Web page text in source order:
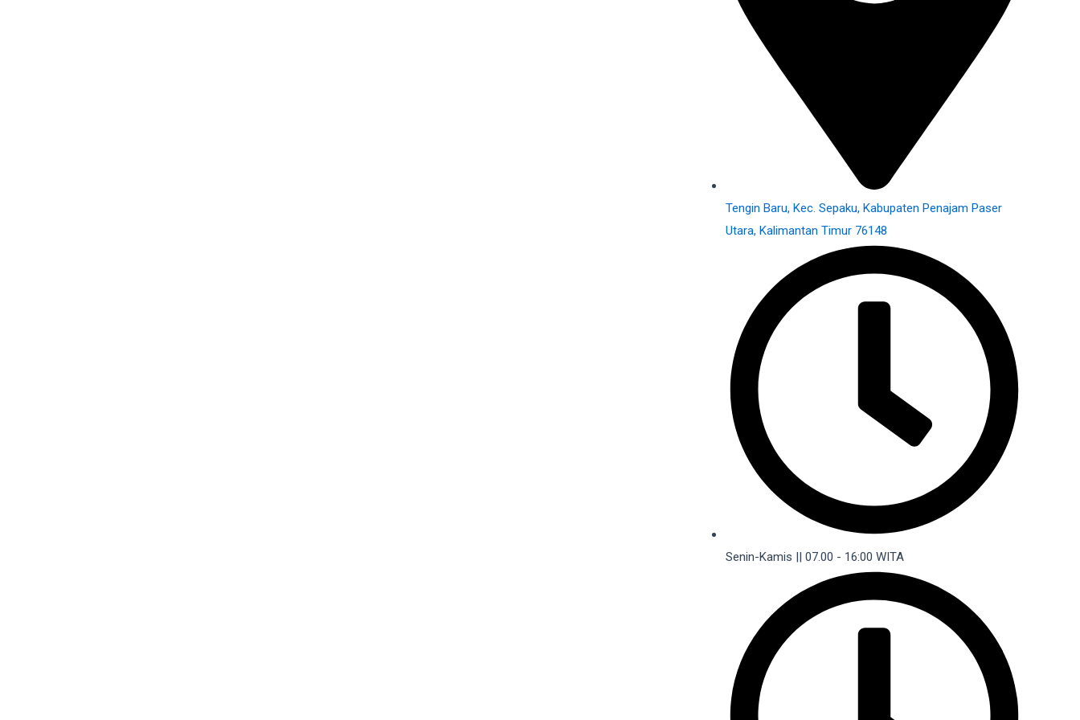
Tengin Baru, Kec. Sepaku, Kabupaten Penajam Paser
Utara, Kalimantan Timur 76148
Senin-Kamis || 07.00 - 16:00 WITA